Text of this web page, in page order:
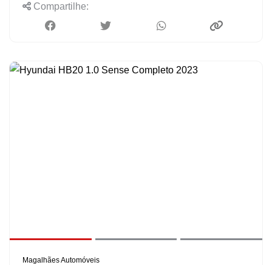
Compartilhe:
Magalhães Automóveis